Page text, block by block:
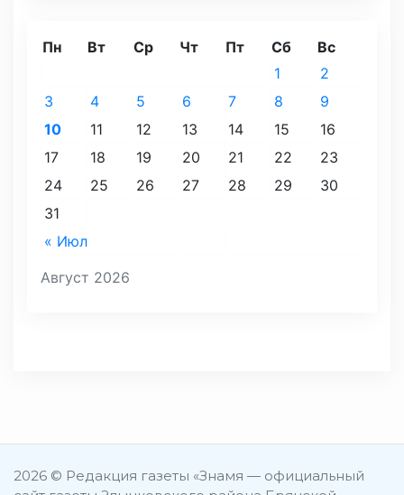
Август 2026
Пн Вт Ср Чт Пт Сб Вс
« Июл
1
2
3
4 5 6 7 8
9
10
11 12 13 14 15
16
17
18 19 20 21 22
23
24
25 26 27 28 29
30
31
2026 © Редакция газеты «Знамя — официальный